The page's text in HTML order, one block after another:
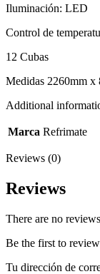
Iluminación: LED
Control de
12 Cubas
Medidas 2260mm x
Additional
Marca Refrimate
Reviews (0)
Reviews
There are no
Be the first to
Tu dirección de